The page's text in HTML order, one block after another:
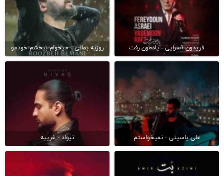
فریدون آسرایی - یادمون رفت روزبه بمانی - میخوام ببخشم خودمو
علی یاسینی - نمیخواستم نیواد - غریبه